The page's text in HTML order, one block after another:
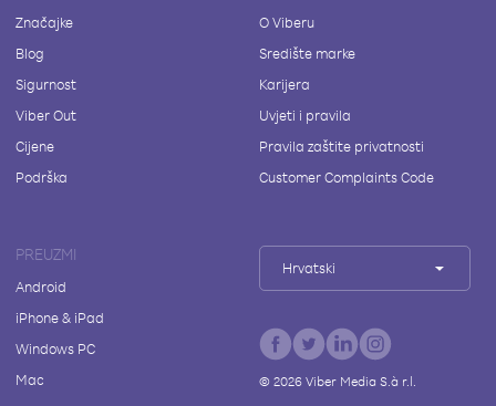
Značajke
Blog
Sigurnost
Viber Out
Cijene
Podrška
O Viberu
Središte marke
Karijera
Uvjeti i pravila
Pravila zaštite privatnosti
Customer Complaints Code
PREUZMI
Android
iPhone & iPad
Windows PC
Mac
Hrvatski
© 2026Viber Media S.à r.l.